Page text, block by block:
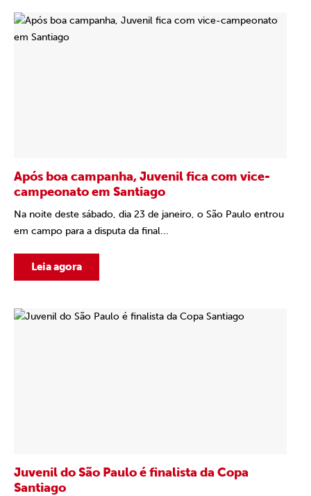
Após boa campanha, Juvenil fica com vice-
campeonato em Santiago
Na noite deste sábado, dia 23 de janeiro, o São Paulo entrou
em campo para a disputa da final...
Leia agora
Juvenil do São Paulo é finalista da Copa
Santiago